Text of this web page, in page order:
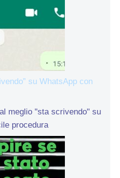
su WhatsApp con
meglio "sta scrivendo" su
procedura